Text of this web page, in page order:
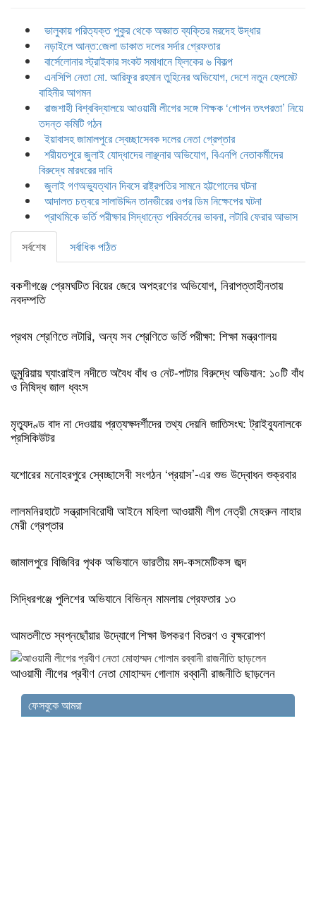
ভালুকায় পরিত্যক্ত পুকুর থেকে অজ্ঞাত ব্যক্তির মরদেহ উদ্ধার
নড়াইলে আন্ত:জেলা ডাকাত দলের সর্দার গ্রেফতার
বার্সেলোনার স্ট্রাইকার সংকট সমাধানে ফ্লিকের ৬ বিকল্প
এনসিপি নেতা মো. আরিফুর রহমান তুহিনের অভিযোগ, দেশে নতুন হেলমেট
বাহিনীর আগমন
রাজশাহী বিশ্ববিদ্যালয়ে আওয়ামী লীগের সঙ্গে শিক্ষক ‘গোপন তৎপরতা’ নিয়ে
তদন্ত কমিটি গঠন
ইয়াবাসহ জামালপুরে স্বেচ্ছাসেবক দলের নেতা গ্রেপ্তার
শরীয়তপুরে জুলাই যোদ্ধাদের লাঞ্ছনার অভিযোগ, বিএনপি নেতাকর্মীদের
বিরুদ্ধে মারধরের দাবি
জুলাই গণঅভ্যুত্থান দিবসে রাষ্ট্রপতির সামনে হট্টগোলের ঘটনা
আদালত চত্বরে সালাউদ্দিন তানভীরের ওপর ডিম নিক্ষেপের ঘটনা
প্রাথমিকে ভর্তি পরীক্ষার সিদ্ধান্তে পরিবর্তনের ভাবনা, লটারি ফেরার আভাস
সর্বশেষ
সর্বাধিক পঠিত
বকশীগঞ্জে প্রেমঘটিত বিয়ের জেরে অপহরণের অভিযোগ, নিরাপত্তাহীনতায়
নবদম্পতি
প্রথম শ্রেণিতে লটারি, অন্য সব শ্রেণিতে ভর্তি পরীক্ষা: শিক্ষা মন্ত্রণালয়
ডুমুরিয়ায় ঘ্যাংরাইল নদীতে অবৈধ বাঁধ ও নেট-পাটার বিরুদ্ধে অভিযান: ১০টি বাঁধ
ও নিষিদ্ধ জাল ধ্বংস
মৃত্যুদণ্ড বাদ না দেওয়ায় প্রত্যক্ষদর্শীদের তথ্য দেয়নি জাতিসংঘ: ট্রাইব্যুনালকে
প্রসিকিউটর
যশোরের মনোহরপুরে স্বেচ্ছাসেবী সংগঠন ‘প্রয়াস’-এর শুভ উদ্বোধন শুক্রবার
লালমনিরহাটে সন্ত্রাসবিরোধী আইনে মহিলা আওয়ামী লীগ নেত্রী মেহরুন নাহার
মেরী গ্রেপ্তার
জামালপুরে বিজিবির পৃথক অভিযানে ভারতীয় মদ-কসমেটিকস জব্দ
সিদ্ধিরগঞ্জে পুলিশের অভিযানে বিভিন্ন মামলায় গ্রেফতার ১৩
আমতলীতে স্বপ্নছোঁয়ার উদ্যোগে শিক্ষা উপকরণ বিতরণ ও বৃক্ষরোপণ
আওয়ামী লীগের প্রবীণ নেতা মোহাম্মদ গোলাম রব্বানী রাজনীতি ছাড়লেন
ফেসবুকে আমরা